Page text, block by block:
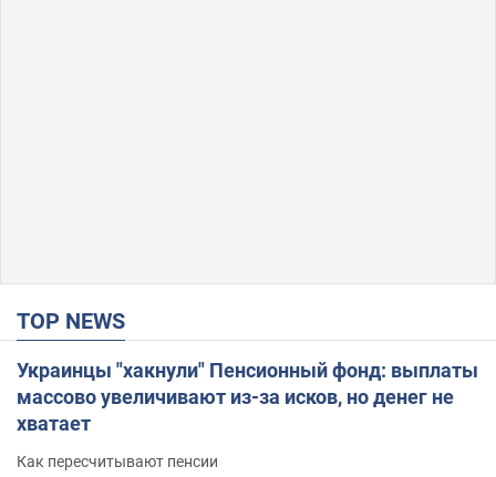
TOP NEWS
Украинцы "хакнули" Пенсионный фонд: выплаты
массово увеличивают из-за исков, но денег не
хватает
Как пересчитывают пенсии